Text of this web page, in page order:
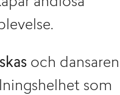
och dansaren
som